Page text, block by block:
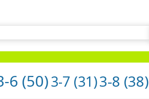
6 (50)3-7 (31)3-8 (38)